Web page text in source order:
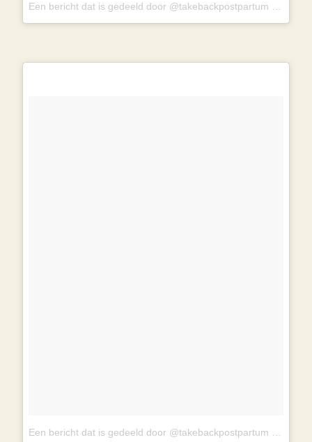
Een bericht dat is gedeeld door @takebackpostpartum
Een bericht dat is gedeeld door @takebackpostpartum